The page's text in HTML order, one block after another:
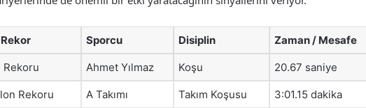
Rekor Sporcu Disiplin Zaman / Mesafe
Rekoru Ahmet Yılmaz Koşu 20.67 saniye
Rekoru A Takımı Takım Koşusu 3:01.15 dakika